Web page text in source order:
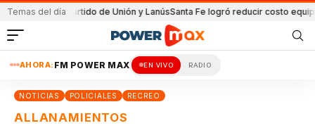
Temas del día
en el partido de Unión y LanúsSanta Fe logró reducir costo equipamiento
AHORA: FM POWER MAX EN VIVO RADIO
NOTICIAS POLICIALES RECREO
ALLANAMIENTOS